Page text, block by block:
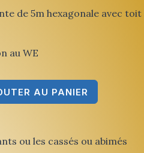
de 5m hexagonale avec toit
au WE
AU PANIER
ou les cassés ou abimés